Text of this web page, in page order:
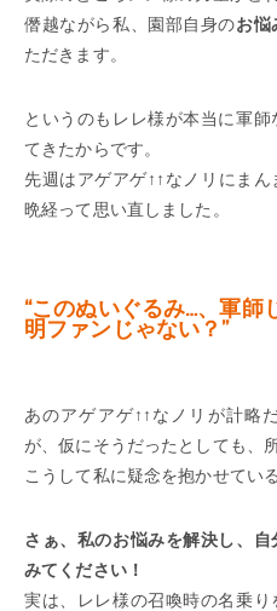
僭越ながら私、園部自身のお悩
ただきます。
というのもレレ様が本当に軍
てきたからです。
先週はアゲアゲ↑↑なノリにま
晩経って思い直しました。
“このぬいぐるみ…、軍師
明ファンじゃない？”
あのアゲアゲ↑↑なノリが計略
が、仮にそうだったとしても、
こうして私に疑念を抱かせてい
さぁ、私のお悩みを解決し、
みてください！
実は、レレ様の召喚時の名乗